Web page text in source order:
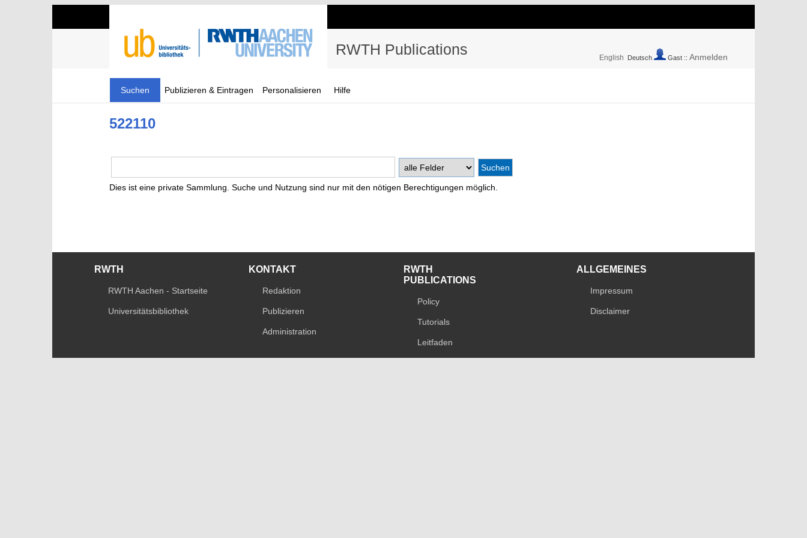
RWTH Publications English Deutsch Gast :: Anmelden
Suchen Publizieren & Eintragen Personalisieren Hilfe
522110
Dies ist eine private Sammlung. Suche und Nutzung sind nur mit den nötigen Berechtigungen möglich.
RWTH
RWTH Aachen - Startseite
Universitätsbibliothek
KONTAKT
Redaktion
Publizieren
Administration
RWTH
PUBLICATIONS
Policy
Tutorials
Leitfaden
ALLGEMEINES
Impressum
Disclaimer